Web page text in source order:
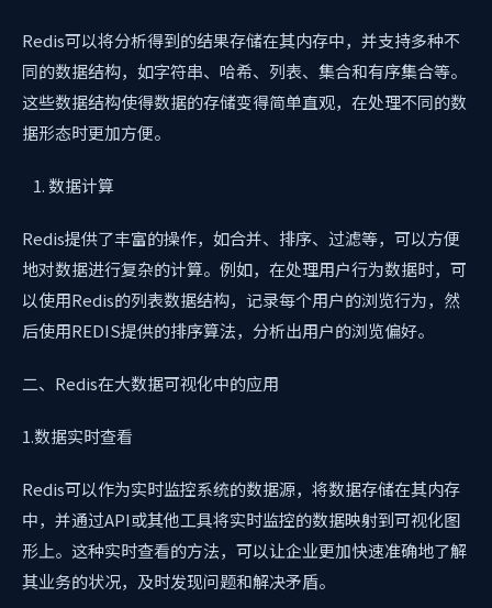
Redis可以将分析得到的结果存储在其内存中，并支持多种不
同的数据结构，如字符串、哈希、列表、集合和有序集合等。
这些数据结构使得数据的存储变得简单直观，在处理不同的数
据形态时更加方便。
数据计算
Redis提供了丰富的操作，如合并、排序、过滤等，可以方便
地对数据进行复杂的计算。例如，在处理用户行为数据时，可
以使用Redis的列表数据结构，记录每个用户的浏览行为，然
后使用REDIS提供的排序算法，分析出用户的浏览偏好。
二、Redis在大数据可视化中的应用
1.数据实时查看
Redis可以作为实时监控系统的数据源，将数据存储在其内存
中，并通过API或其他工具将实时监控的数据映射到可视化图
形上。这种实时查看的方法，可以让企业更加快速准确地了解
其业务的状况，及时发现问题和解决矛盾。